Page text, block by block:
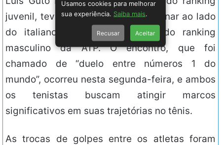
juvenil, teve a oportunidade de treinar ao lado
do italiano Jannik Sinner, líder do ranking
masculino da ATP. O encontro, que foi
chamado de “duelo entre números 1 do
mundo”, ocorreu nesta segunda-feira, e ambos
os tenistas buscam atingir marcos
significativos em suas trajetórias no tênis.
As trocas de golpes entre os atletas foram
Usamos cookies para melhorar
sua experiência. Saiba mais
Recusar Aceitar